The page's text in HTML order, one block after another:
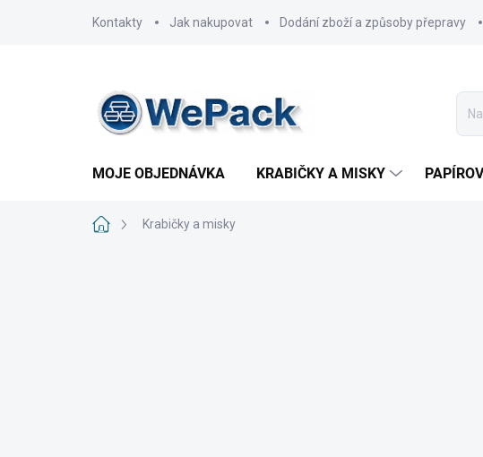
Kontakty Jak nakupovat Dodání zboží a způsoby přepravy
MOJE OBJEDNÁVKA KRABIČKY A MISKY
Domů Krabičky a misky